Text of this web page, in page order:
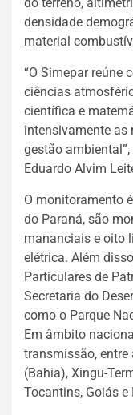
densidade
material
“O Simepar reúne
ciências
científica e
intensivamente as
gestão
Eduardo Alvim
O monitoramento
do Paraná, são
mananciais e oito
elétrica. Além
Particulares de
Secretaria do
como o Parque
Em âmbito
transmissão, entre
(Bahia), Xingu-
Tocantins, Goiás e